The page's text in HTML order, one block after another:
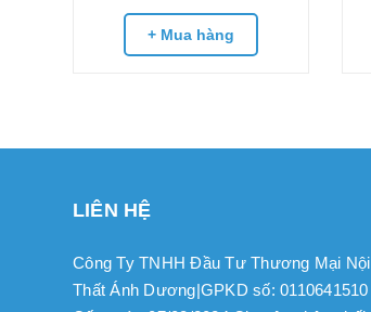
+ Mua hàng
LIÊN HỆ
Công Ty TNHH Đầu Tư Thương Mại Nội
Thất Ánh Dương|GPKD số: 0110641510